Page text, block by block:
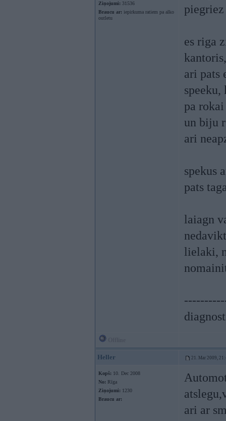
Ziņojumi: 31536
Braucu ar: iepirkuma ratiem pa alko
outletu
es riga
ari pats
speeku,
pa
un biju
ari
spekus
pats
laiagn
lielaki,
Heller 21. Mar 2009,
Kopš: 10. Dec 2008
No: Rīga
Ziņojumi: 1230
Braucu ar:
ari ar